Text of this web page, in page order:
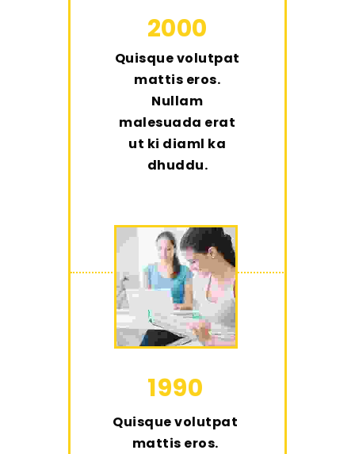
2000
Quisque volutpat
mattis eros.
Nullam
malesuada erat
ut ki diaml ka
dhuddu.
1990
Quisque volutpat
mattis eros.